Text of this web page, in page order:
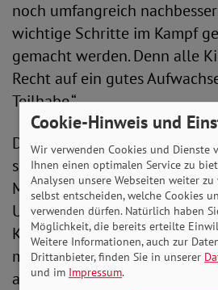
noch umfangreich
wichtige Schritte im Kampf
gemacht werden. Denn alle
Recht auf ein gutes
Teilhabe.“
Das Bündnis
sich seit 2009 mit inzwischen
Mitgliedsverbänden und 13
Unterstützer*innen für eine
Kindergrundsicherung stark.
möglichst viele Leistungen
automatisiert sowie in
Cookie-Hinweis und
Wir verwenden Cookies und Dienste
Ihnen einen optimalen Service zu
Analysen unsere Webseiten weiter zu
selbst entscheiden, welche Cookies
verwenden dürfen. Natürlich haben
Möglichkeit, die bereits erteilte
Weitere Informationen, auch zur
Drittanbieter, finden Sie in unserer
und im Impressum.